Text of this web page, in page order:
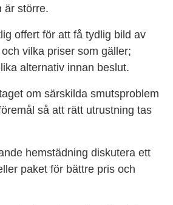
är större.
offert för att få tydlig bild av
vilka priser som gäller;
alternativ innan beslut.
om särskilda smutsproblem
så att rätt utrustning tas
hemstädning diskutera ett
paket för bättre pris och